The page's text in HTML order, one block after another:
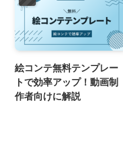
絵コンテ無料テンプレー
トで効率アップ！動画制
作者向けに解説